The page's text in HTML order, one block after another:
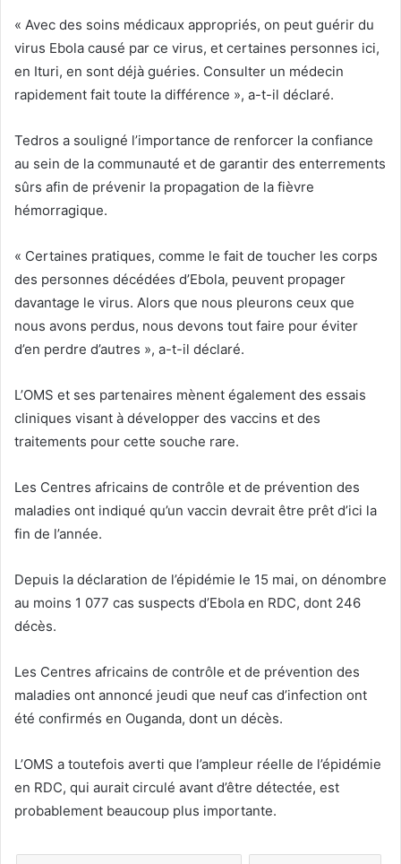
« Avec des soins médicaux appropriés, on peut guérir du
virus Ebola causé par ce virus, et certaines personnes ici,
en Ituri, en sont déjà guéries. Consulter un médecin
rapidement fait toute la différence », a-t-il déclaré.
Tedros a souligné l’importance de renforcer la confiance
au sein de la communauté et de garantir des enterrements
sûrs afin de prévenir la propagation de la fièvre
hémorragique.
« Certaines pratiques, comme le fait de toucher les corps
des personnes décédées d’Ebola, peuvent propager
davantage le virus. Alors que nous pleurons ceux que
nous avons perdus, nous devons tout faire pour éviter
d’en perdre d’autres », a-t-il déclaré.
L’OMS et ses partenaires mènent également des essais
cliniques visant à développer des vaccins et des
traitements pour cette souche rare.
Les Centres africains de contrôle et de prévention des
maladies ont indiqué qu’un vaccin devrait être prêt d’ici la
fin de l’année.
Depuis la déclaration de l’épidémie le 15 mai, on dénombre
au moins 1 077 cas suspects d’Ebola en RDC, dont 246
décès.
Les Centres africains de contrôle et de prévention des
maladies ont annoncé jeudi que neuf cas d’infection ont
été confirmés en Ouganda, dont un décès.
L’OMS a toutefois averti que l’ampleur réelle de l’épidémie
en RDC, qui aurait circulé avant d’être détectée, est
probablement beaucoup plus importante.